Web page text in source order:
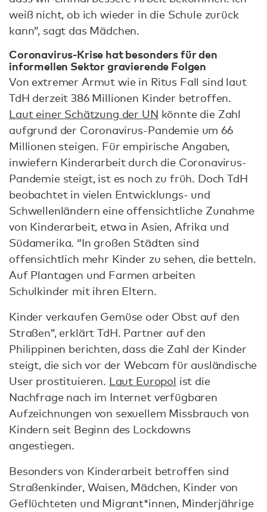
weiß nicht, ob ich wieder in die Schule zurück
kann”, sagt das Mädchen.
Coronavirus-Krise hat besonders für den
informellen Sektor gravierende Folgen
Von extremer Armut wie in Ritus Fall sind laut
TdH derzeit 386 Millionen Kinder betroffen.
Laut einer Schätzung der UN könnte die Zahl
aufgrund der Coronavirus-Pandemie um 66
Millionen steigen. Für empirische Angaben,
inwiefern Kinderarbeit durch die Coronavirus-
Pandemie steigt, ist es noch zu früh. Doch TdH
beobachtet in vielen Entwicklungs- und
Schwellenländern eine offensichtliche Zunahme
von Kinderarbeit, etwa in Asien, Afrika und
Südamerika. “In großen Städten sind
offensichtlich mehr Kinder zu sehen, die betteln.
Auf Plantagen und Farmen arbeiten
Schulkinder mit ihren Eltern.
Kinder verkaufen Gemüse oder Obst auf den
Straßen”, erklärt TdH. Partner auf den
Philippinen berichten, dass die Zahl der Kinder
steigt, die sich vor der Webcam für ausländische
User prostituieren. Laut Europol ist die
Nachfrage nach im Internet verfügbaren
Aufzeichnungen von sexuellem Missbrauch von
Kindern seit Beginn des Lockdowns
angestiegen.
Besonders von Kinderarbeit betroffen sind
Straßenkinder, Waisen, Mädchen, Kinder von
Geflüchteten und Migrant*innen, Minderjährige